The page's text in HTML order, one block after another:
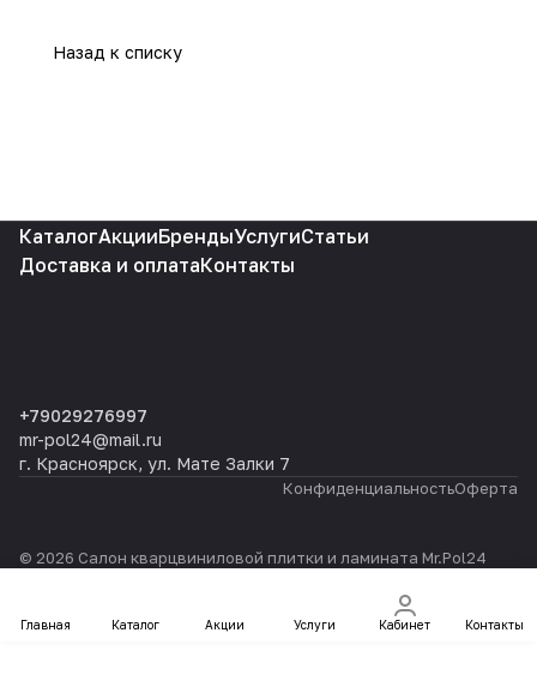
Назад к списку
Главная Каталог Акции Услуги Кабинет Контакты
КаталогАкцииБрендыУслугиСтатьи
Доставка и оплатаКонтакты
+79029276997
mr-pol24@mail.ru
г. Красноярск, ул. Мате Залки 7
КонфиденциальностьОферта
© 2026 Салон кварцвиниловой плитки и ламината Mr.Pol24